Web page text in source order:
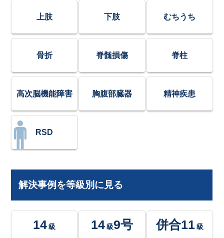
上肢 下肢 むちうち
骨折 脊髄損傷 脊柱
高次脳機能障害 胸腹部臓器 精神疾患
RSD
解決事例を等級別に見る
14 級 14級9号 併合11 級